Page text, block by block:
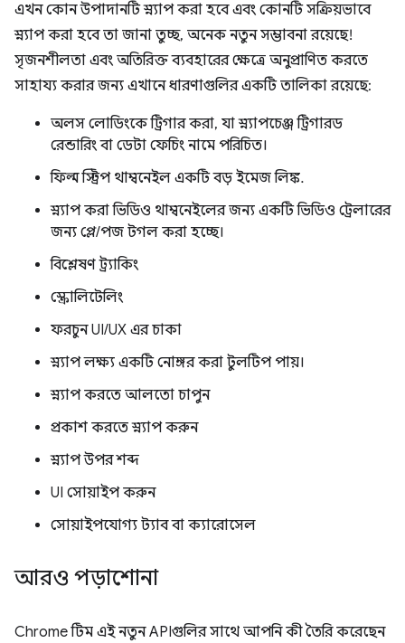
এখন কোন উপাদানটি স্ন্যাপ করা হবে এবং কোনটি সক্রিয়ভাবে
স্ন্যাপ করা হবে তা জানা তুচ্ছ, অনেক নতুন সম্ভাবনা রয়েছে!
সৃজনশীলতা এবং অতিরিক্ত ব্যবহারের ক্ষেত্রে অনুপ্রাণিত করতে
সাহায্য করার জন্য এখানে ধারণাগুলির একটি তালিকা রয়েছে:
অলস লোডিংকে ট্রিগার করা, যা স্ন্যাপচেঞ্জ ট্রিগারড
রেন্ডারিং বা ডেটা ফেচিং নামে পরিচিত।
ফিল্ম স্ট্রিপ থাম্বনেইল একটি বড় ইমেজ লিঙ্ক.
স্ন্যাপ করা ভিডিও থাম্বনেইলের জন্য একটি ভিডিও ট্রেলারের
জন্য প্লে/পজ টগল করা হচ্ছে।
বিশ্লেষণ ট্র্যাকিং
স্ক্রোলিটেলিং
ফরচুন UI/UX এর চাকা
স্ন্যাপ লক্ষ্য একটি নোঙ্গর করা টুলটিপ পায়।
স্ন্যাপ করতে আলতো চাপুন
প্রকাশ করতে স্ন্যাপ করুন
স্ন্যাপ উপর শব্দ
UI সোয়াইপ করুন
সোয়াইপযোগ্য ট্যাব বা ক্যারোসেল
আরও পড়াশোনা
Chrome টিম এই নতুন APIগুলির সাথে আপনি কী তৈরি করেছেন